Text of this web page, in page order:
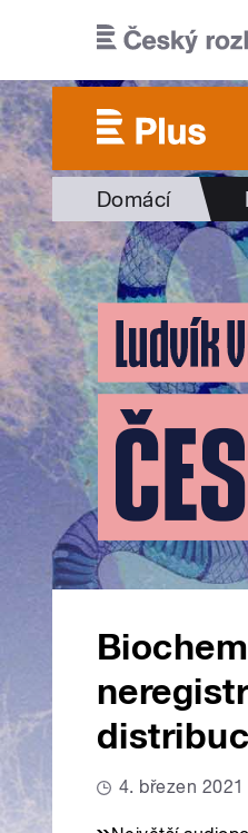
Domácí
4. březen 2021